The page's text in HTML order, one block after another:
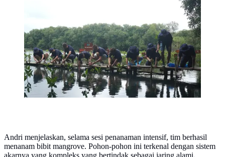
Penanaman bibit mangrove dilakukan di Kawasan
Konservasi Mangrove di Pantai Indah Kapuk (PIK)
guna prinsip keberlanjutan. (Ist)
Andri menjelaskan, selama sesi penanaman intensif, tim berhasil
menanam bibit mangrove. Pohon-pohon ini terkenal dengan sistem
akarnya yang kompleks yang bertindak sebagai jaring alami,